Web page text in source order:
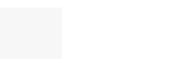
加えて、縦横